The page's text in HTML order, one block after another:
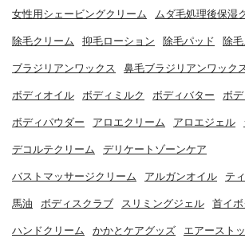
女性用シェービングクリーム ムダ毛処理後保湿
除毛クリーム 抑毛ローション 除毛パッド 除
ブラジリアンワックス 鼻毛ブラジリアンワック
ボディオイル ボディミルク ボディバター ボ
ボディパウダー アロエクリーム アロエジェル
デコルテクリーム デリケートゾーンケア
バストマッサージクリーム アルガンオイル テ
馬油 ボディスクラブ スリミングジェル 首イ
ハンドクリーム かかとケアグッズ エアースト